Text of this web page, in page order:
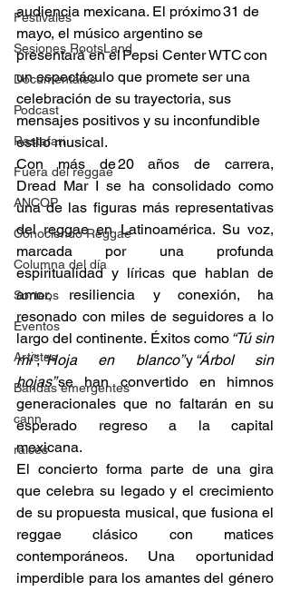
Festivales
Sesiones RootsLand
Documentales
Podcast
Rastafari
Fuera del reggae
ANCOP
Conociendo Reggae
Columna del día
Sorteos
Eventos
Artistas
Bandas emergentes
cann
raices
audiencia mexicana. El próximo 31 de
mayo, el músico argentino se
presentará en el Pepsi Center WTC con
un espectáculo que promete ser una
celebración de su trayectoria, sus
mensajes positivos y su inconfundible
estilo musical.
Con más de 20 años de carrera,
Dread Mar I se ha consolidado como
una de las figuras más representativas
del reggae en Latinoamérica. Su voz,
marcada por una profunda
espiritualidad y líricas que hablan de
amor, resiliencia y conexión, ha
resonado con miles de seguidores a lo
largo del continente. Éxitos como “Tú sin
mí”, “Hoja en blanco” y “Árbol sin
hojas” se han convertido en himnos
generacionales que no faltarán en su
esperado regreso a la capital
mexicana.
El concierto forma parte de una gira
que celebra su legado y el crecimiento
de su propuesta musical, que fusiona el
reggae clásico con matices
contemporáneos. Una oportunidad
imperdible para los amantes del género